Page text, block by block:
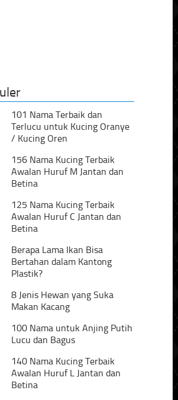
101 Nama Terbaik dan
Terlucu untuk Kucing Oranye
/ Kucing Oren
156 Nama Kucing Terbaik
Awalan Huruf M Jantan dan
Betina
125 Nama Kucing Terbaik
Awalan Huruf C Jantan dan
Betina
Berapa Lama Ikan Bisa
Bertahan dalam Kantong
Plastik?
8 Jenis Hewan yang Suka
Makan Kacang
100 Nama untuk Anjing Putih
Lucu dan Bagus
140 Nama Kucing Terbaik
Awalan Huruf L Jantan dan
Betina